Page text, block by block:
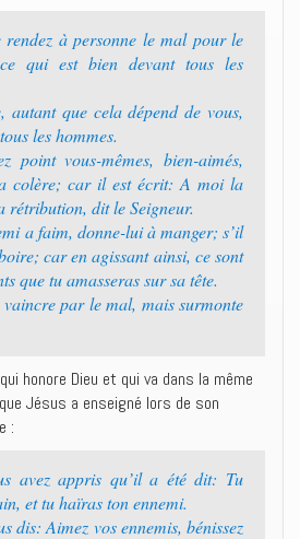
rendez à personne le mal pour le
qui est bien devant tous les
autant que cela dépend de vous,
les hommes.
point vous-mêmes, bien-aimés,
colère; car il est écrit: A moi la
rétribution, dit le Seigneur.
a faim, donne-lui à manger; s’il
car en agissant ainsi, ce sont
que tu amasseras sur sa tête.
vaincre par le mal, mais surmonte
honore Dieu et qui va dans la même
Jésus a enseigné lors de son
:
avez appris qu’il a été dit: Tu
et tu haïras ton ennemi.
dis: Aimez vos ennemis, bénissez